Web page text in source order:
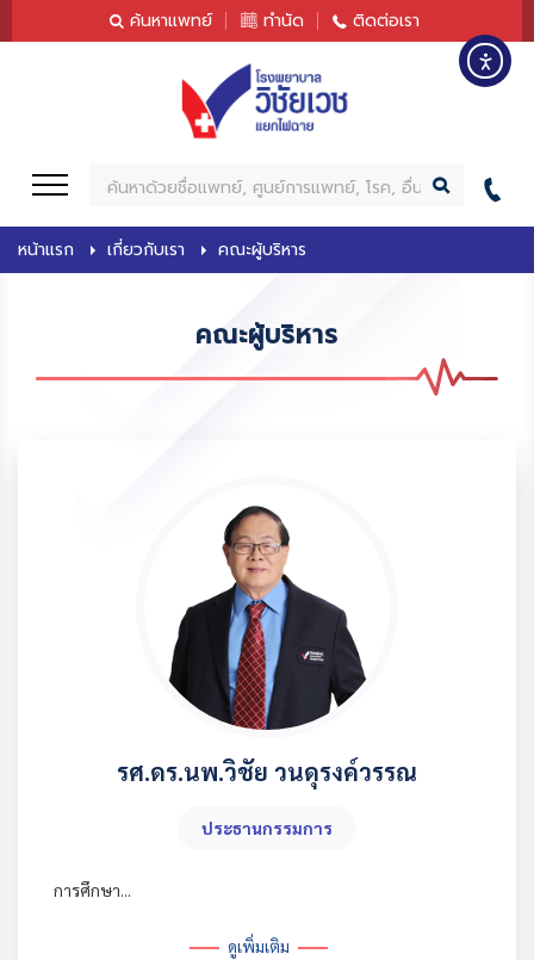
ค้นหาแพทย์ ทำนัด ติดต่อเรา
ห
า
หน้าแรก เกี่ยวกับเรา คณะผู้บริหาร
คณะผู้บริหาร
รศ.ดร.นพ.วิชัย วนดุรงค์วรรณ
ประธานกรรมการ
การศึกษา...
ดูเพิ่มเติม